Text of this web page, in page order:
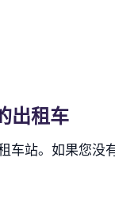
出租车
车站。如果您